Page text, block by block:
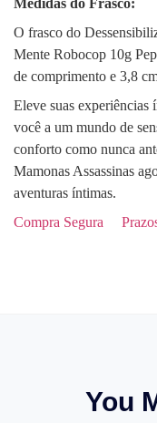
O frasco do
Mente Robocop 10g
de comprimento e 3,8
Eleve suas experiências
você a um mundo de
conforto como nunca
Mamonas Assassinas
aventuras íntimas.
Compra Segura
You